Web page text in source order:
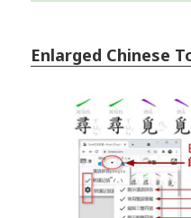
Enlarged Chinese